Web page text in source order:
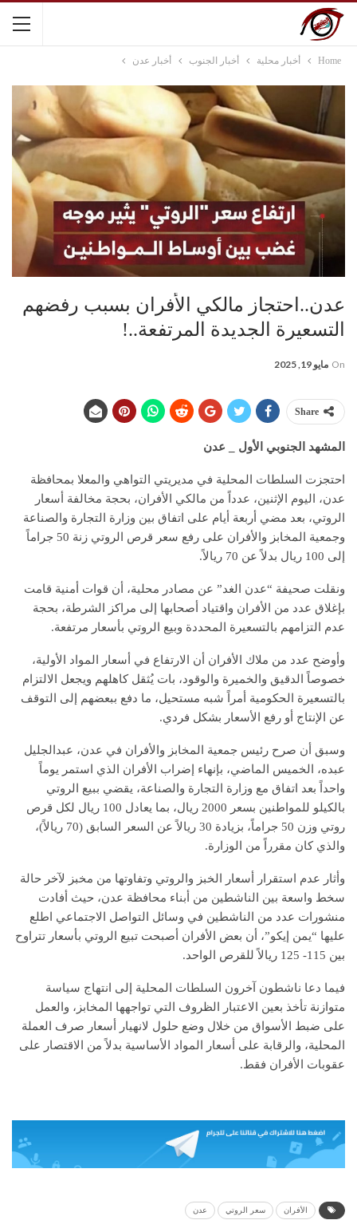
Home أخبار محلية أخبار الجنوب أخبار عدن
عدن..احتجاز مالكي الأفران بسبب رفضهم
التسعيرة الجديدة المرتفعة..!
On مايو 19, 2025
Share
المشهد الجنوبي الأول _ عدن
احتجزت السلطات المحلية في مديريتي التواهي والمعلا بمحافظة
عدن، اليوم الإثنين، عدداً من مالكي الأفران، بحجة مخالفة أسعار
الروتي، بعد مضي أربعة أيام على اتفاق بين وزارة التجارة والصناعة
وجمعية المخابز والأفران على رفع سعر قرص الروتي زنة 50 جراماً
إلى 100 ريال بدلاً عن 70 ريالاً.
ونقلت صحيفة “عدن الغد” عن مصادر محلية، أن قوات أمنية قامت
بإغلاق عدد من الأفران واقتياد أصحابها إلى مراكز الشرطة، بحجة
عدم التزامهم بالتسعيرة المحددة وبيع الروتي بأسعار مرتفعة.
وأوضح عدد من ملاك الأفران أن الارتفاع في أسعار المواد الأولية،
خصوصاً الدقيق والخميرة والوقود، بات يُثقل كاهلهم ويجعل الالتزام
بالتسعيرة الحكومية أمراً شبه مستحيل، ما دفع ببعضهم إلى التوقف
عن الإنتاج أو رفع الأسعار بشكل فردي.
وسبق أن صرح رئيس جمعية المخابز والأفران في عدن، عبدالجليل
عبده، الخميس الماضي، بإنهاء إضراب الأفران الذي استمر يوماً
واحداً بعد اتفاق مع وزارة التجارة والصناعة، يقضي ببيع الروتي
بالكيلو للمواطنين بسعر 2000 ريال، بما يعادل 100 ريال لكل قرص
روتي وزن 50 جراماً، بزيادة 30 ريالاً عن السعر السابق (70 ريالاً)،
والذي كان مقرراً من الوزارة.
وأثار عدم استقرار أسعار الخبز والروتي وتفاوتها من مخبز لآخر حالة
سخط واسعة بين الناشطين من أبناء محافظة عدن، حيث أفادت
منشورات عدد من الناشطين في وسائل التواصل الاجتماعي اطلع
عليها “يمن إيكو”، أن بعض الأفران أصبحت تبيع الروتي بأسعار تتراوح
بين 115- 125 ريالاً للقرص الواحد.
فيما دعا ناشطون آخرون السلطات المحلية إلى انتهاج سياسة
متوازنة تأخذ بعين الاعتبار الظروف التي تواجهها المخابز، والعمل
على ضبط الأسواق من خلال وضع حلول لانهيار أسعار صرف العملة
المحلية، والرقابة على أسعار المواد الأساسية بدلاً من الاقتصار على
عقوبات الأفران فقط.
الأفران سعر الروتي عدن